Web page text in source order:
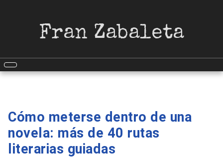
Fran Zabaleta
Cómo meterse dentro de una
novela: más de 40 rutas
literarias guiadas